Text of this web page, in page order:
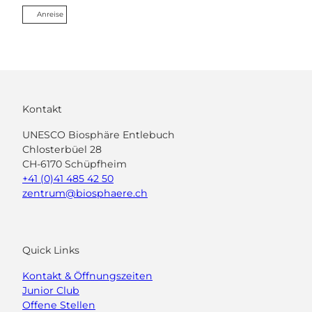
Anreise
Kontakt
UNESCO Biosphäre Entlebuch
Chlosterbüel 28
CH-6170 Schüpfheim
+41 (0)41 485 42 50
zentrum@biosphaere.ch
Quick Links
Kontakt & Öffnungszeiten
Junior Club
Offene Stellen